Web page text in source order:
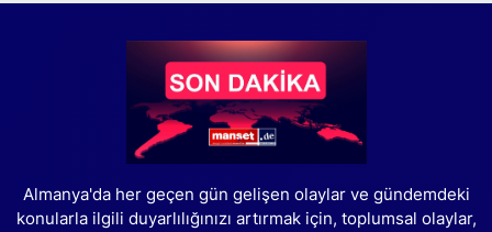
Almanya'da her geçen gün gelişen olaylar ve gündemdeki
konularla ilgili duyarlılığınızı artırmak için, toplumsal olaylar,